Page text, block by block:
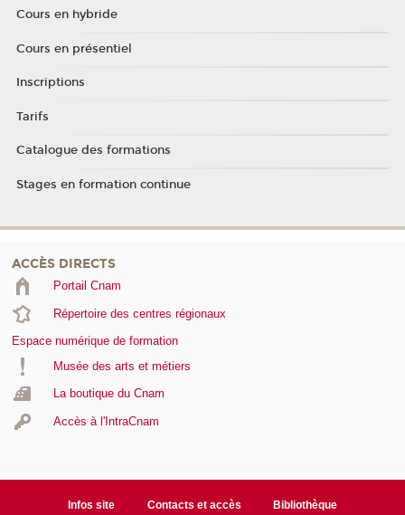
Cours en hybride
Cours en présentiel
Inscriptions
Tarifs
Catalogue des formations
Stages en formation continue
ACCÈS DIRECTS
Portail Cnam
Répertoire des centres régionaux
Espace numérique de formation
Musée des arts et métiers
La boutique du Cnam
Accès à l'IntraCnam
Infos site Contacts et accès Bibliothèque